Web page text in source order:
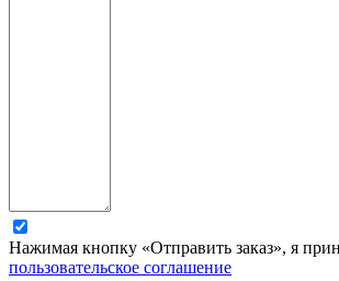
Нажимая кнопку «Отправить заказ», я
пользовательское соглашение